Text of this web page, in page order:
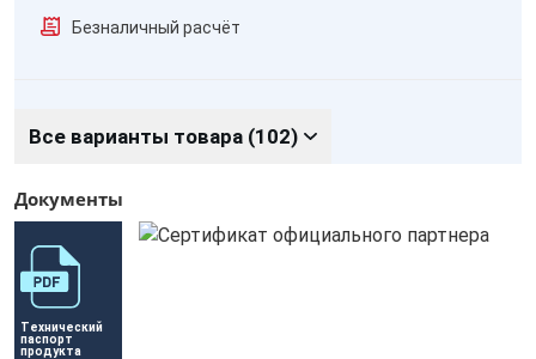
Безналичный расчёт
Все варианты товара (102)
Документы
Технический
паспорт
продукта